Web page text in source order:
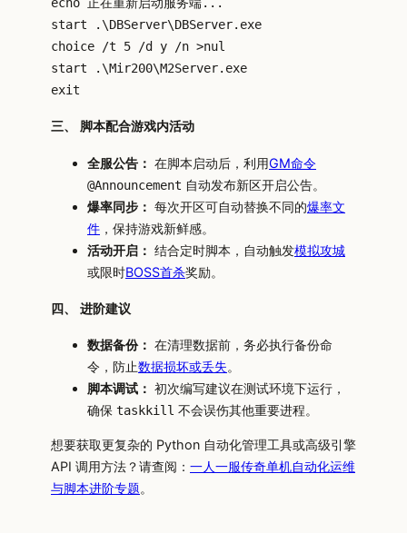
echo 正在重新启动服务端...
start .\DBServer\DBServer.exe
choice /t 5 /d y /n >nul
start .\Mir200\M2Server.exe
三、 脚本配合游戏内活动
全服公告： 在脚本启动后，利用GM命令
@Announcement 自动发布新区开启公告。
爆率同步： 每次开区可自动替换不同的爆率文
件 ，保持游戏新鲜感。
活动开启： 结合定时脚本，自动触发模拟攻城
或限时BOSS首杀奖励。
四、 进阶建议
数据备份： 在清理数据前，务必执行备份命
令，防止数据损坏或丢失。
脚本调试： 初次编写建议在测试环境下运行，
确保 taskkill 不会误伤其他重要进程。
想要获取更复杂的 Python 自动化管理工具或高级引擎
API 调用方法？请查阅： 一人一服传奇单机自动化运维
与脚本进阶专题。